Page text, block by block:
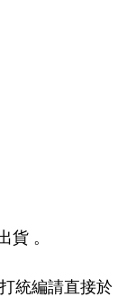
貨 。
統編請直接於